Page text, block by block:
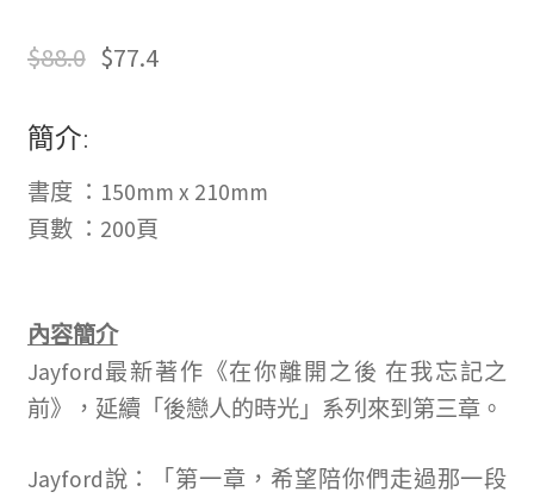
$88.0 $77.4
簡介:
書度 ：150mm x 210mm
頁數 ：200頁
內容簡介
Jayford最新著作《在你離開之後 在我忘記之
前》，延續「後戀人的時光」系列來到第三章。
Jayford說：「第一章，希望陪你們走過那一段